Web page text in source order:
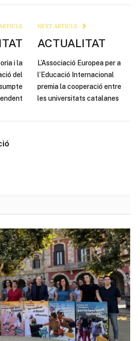
i la
del
NEXT ARTICLE
ACTUALITAT
L’Associació Europea per a
l’Educació Internacional
premia la cooperació entre
les universitats catalanes